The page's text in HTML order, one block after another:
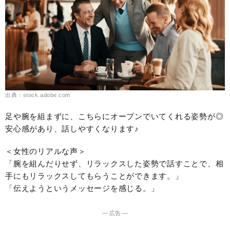
出典：stock.adobe.com
足や腕を組まずに、こちらにオープンでいてくれる姿勢が◎
安心感があり、話しやすくなります♪
＜女性のリアルな声＞
「腕を組んだりせず、リラックスした姿勢で話すことで、相
手にもリラックスしてもらうことができます。」
「伝えようというメッセージを感じる。」
― 広告 ―